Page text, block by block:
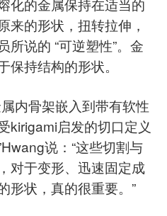
来的形状，扭转拉伸，
所说的 “可逆塑性”。金
保持结构的形状。
内骨架嵌入到带有软性
kirigami启发的切口定义
说：“这些切割与
对于变形、迅速固定成
形状，真的很重要。”